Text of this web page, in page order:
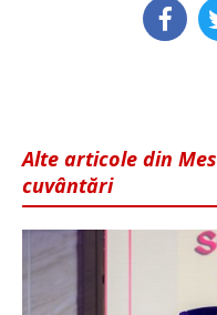
Alte articole din
cuvântări